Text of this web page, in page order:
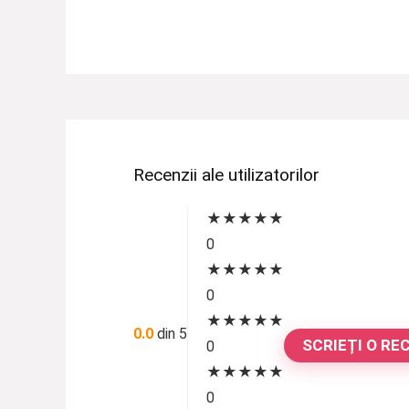
Recenzii ale utilizatorilor
0.0 din 5
★ ★ ★ ★ ★
0
★ ★ ★ ★ ★
0
★ ★ ★ ★ ★
0
★ ★ ★ ★ ★
0
SCRIEȚI O